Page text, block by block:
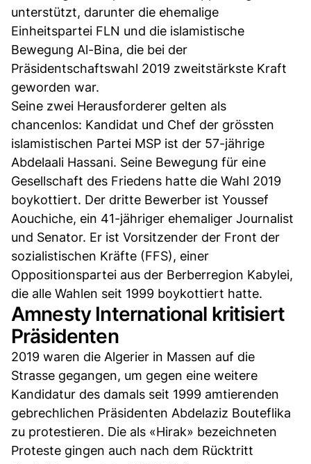
unterstützt, darunter die ehemalige
Einheitspartei FLN und die islamistische
Bewegung Al-Bina, die bei der
Präsidentschaftswahl 2019 zweitstärkste Kraft
geworden war.
Seine zwei Herausforderer gelten als
chancenlos: Kandidat und Chef der grössten
islamistischen Partei MSP ist der 57-jährige
Abdelaali Hassani. Seine Bewegung für eine
Gesellschaft des Friedens hatte die Wahl 2019
boykottiert. Der dritte Bewerber ist Youssef
Aouchiche, ein 41-jähriger ehemaliger Journalist
und Senator. Er ist Vorsitzender der Front der
sozialistischen Kräfte (FFS), einer
Oppositionspartei aus der Berberregion Kabylei,
die alle Wahlen seit 1999 boykottiert hatte.
Amnesty International kritisiert
Präsidenten
2019 waren die Algerier in Massen auf die
Strasse gegangen, um gegen eine weitere
Kandidatur des damals seit 1999 amtierenden
gebrechlichen Präsidenten Abdelaziz Bouteflika
zu protestieren. Die als «Hirak» bezeichneten
Proteste gingen auch nach dem Rücktritt